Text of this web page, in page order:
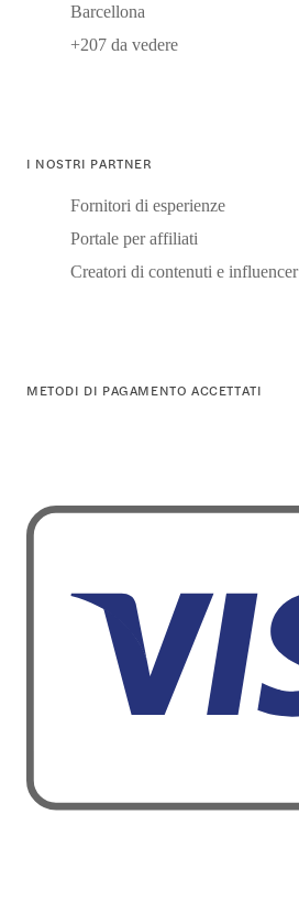
Barcellona
+207 da vedere
I NOSTRI PARTNER
Fornitori di esperienze
Portale per affiliati
Creatori di contenuti e influencer
METODI DI PAGAMENTO ACCETTATI